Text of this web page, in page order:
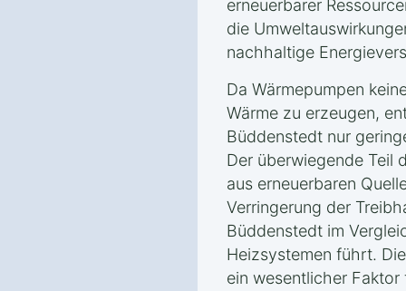
erneuerbarer
die
nachhaltige
Da Wärmepumpen
Wärme zu erzeugen,
Büddenstedt nur
Der überwiegende Teil
aus erneuerbaren
Verringerung der
Büddenstedt im
Heizsystemen führt.
ein wesentlicher